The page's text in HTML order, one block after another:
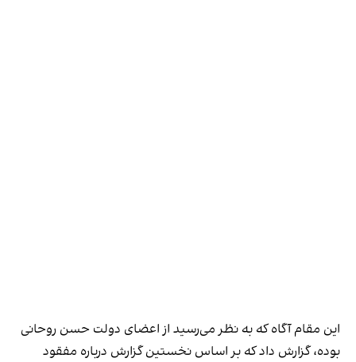
این مقام آگاه که به نظر می‌رسید از اعضای دولت حسن روحانی
بوده، گزارش داد که بر اساس نخستین گزارش درباره مفقود